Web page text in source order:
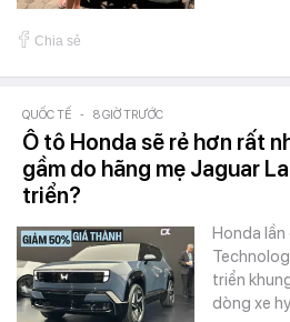
Chia sẻ
QUỐC TẾ - 8 GIỜ TRƯỚC
Ô tô Honda sẽ rẻ hơn rất
gầm do hãng mẹ Jaguar
triển?
Honda
triển
dòng xe